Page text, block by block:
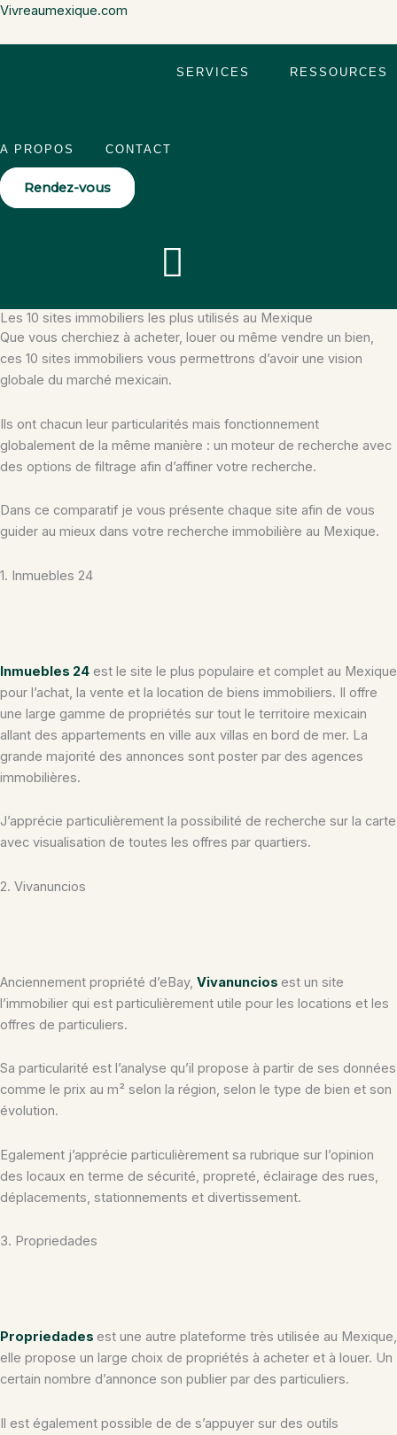
Skip
Vivreaumexique.com
SERVICES RESSOURCES
A PROPOS CONTACT
Rendez-vous
Les 10 sites immobiliers les plus utilisés au Mexique
Que vous cherchiez à acheter, louer ou même vendre un bien,
ces 10 sites immobiliers vous permettrons d’avoir une vision
globale du marché mexicain.
Ils ont chacun leur particularités mais fonctionnement
globalement de la même manière : un moteur de recherche avec
des options de filtrage afin d’affiner votre recherche.
Dans ce comparatif je vous présente chaque site afin de vous
guider au mieux dans votre recherche immobilière au Mexique.
1. Inmuebles 24
Inmuebles 24 est le site le plus populaire et complet au Mexique
pour l’achat, la vente et la location de biens immobiliers. Il offre
une large gamme de propriétés sur tout le territoire mexicain
allant des appartements en ville aux villas en bord de mer. La
grande majorité des annonces sont poster par des agences
immobilières.
J’apprécie particulièrement la possibilité de recherche sur la carte
avec visualisation de toutes les offres par quartiers.
2. Vivanuncios
Anciennement propriété d’eBay, Vivanuncios est un site
l’immobilier qui est particulièrement utile pour les locations et les
offres de particuliers.
Sa particularité est l’analyse qu’il propose à partir de ses données
comme le prix au m² selon la région, selon le type de bien et son
évolution.
Egalement j’apprécie particulièrement sa rubrique sur l’opinion
des locaux en terme de sécurité, propreté, éclairage des rues,
déplacements, stationnements et divertissement.
3. Propriedades
Propriedades est une autre plateforme très utilisée au Mexique,
elle propose un large choix de propriétés à acheter et à louer. Un
certain nombre d’annonce son publier par des particuliers.
Il est également possible de de s’appuyer sur des outils